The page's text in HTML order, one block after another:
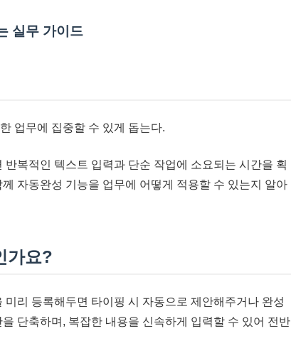
실무 가이드
업무에 집중할 수 있게 돕는다.
복적인 텍스트 입력과 단순 작업에 소요되는 시간을 획
자동완성 기능을 업무에 어떻게 적용할 수 있는지 알아
가요?
리 등록해두면 타이핑 시 자동으로 제안해주거나 완성
단축하며, 복잡한 내용을 신속하게 입력할 수 있어 전반